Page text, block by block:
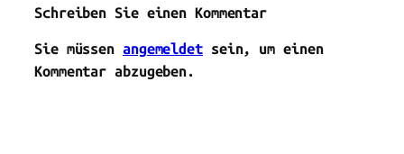
Schreiben Sie einen Kommentar
Sie müssen angemeldetsein, um einen
Kommentar abzugeben.